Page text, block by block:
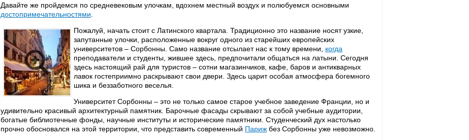
Давайте же пройдемся по средневековым улочкам, вдохнем местный воздух и полюбуемся основными
достопримечательностями
Пожалуй, начать стоит с Латинского квартала. Традиционно это название носят узкие,
запутанные улочки, расположенные вокруг одного из старейших европейских
университетов – Сорбонны. Само название отсылает нас к тому времени, когда
преподаватели и студенты, жившее здесь, предпочитали общаться на латыни. Сегодня
здесь настоящий рай для туристов – сотни магазинчиков, кафе, баров и антикварных
лавок гостеприимно раскрывают свои двери. Здесь царит особая атмосфера богемного
шика и беззаботного веселья.
Университет Сорбонны – это не только самое старое учебное заведение Франции, но и
удивительно красивый архитектурный памятник. Барочные фасады скрывают за собой учебные аудитории,
богатые библиотечные фонды, научные институты и исторические памятники. Студенческий дух настолько
прочно обосновался на этой территории, что представить современный Париж без Сорбонны уже невозможно.